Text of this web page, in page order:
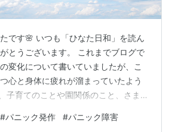
です🌸 いつも「ひなた日和」を読ん
とうございます。 これまでブログで
変化について書いていましたが、こ
心と身体に疲れが溜まっていたよう
子育てのことや園関係のこと、さまざ
2月にはパニック症状が再発したり
#パニック発作 #パニック障害